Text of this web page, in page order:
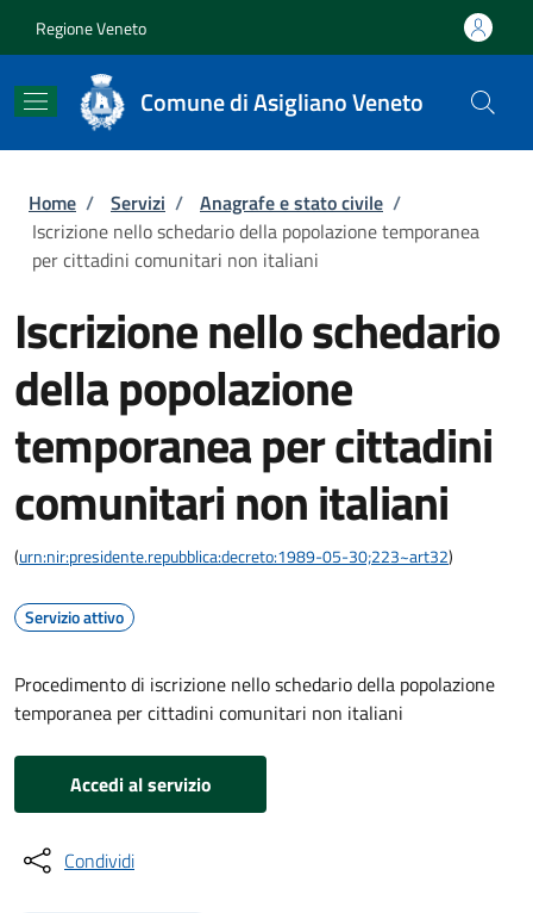
Regione Veneto
Comune di Asigliano Veneto
Briciole di pane
Home / Servizi / Anagrafe e stato civile /
Iscrizione nello schedario della popolazione temporanea
per cittadini comunitari non italiani
Iscrizione nello schedario
della popolazione
temporanea per cittadini
comunitari non italiani
(urn:nir:presidente.repubblica:decreto:1989-05-30;223~art32)
Servizio attivo
Procedimento di iscrizione nello schedario della popolazione
temporanea per cittadini comunitari non italiani
Accedi al servizio
Condividi